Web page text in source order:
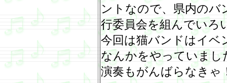
ントなので、県内のバ
行委員会を組んでいろ
今回は猫バンドはイベ
なんかをやっていまし
演奏もがんばらなきゃ